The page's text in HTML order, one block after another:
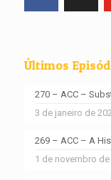
Últimos
270 – ACC –
3 de janeiro de
269 – ACC – A
1 de novembro de